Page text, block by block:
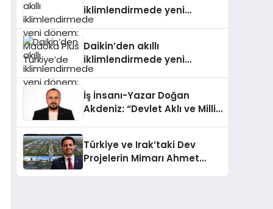
iklimlendirmede yeni
dönem: Madoka Plus
Daikin’den akıllı
iklimlendirmede yeni
dönem: Madoka Plus
İş İnsanı-Yazar Doğan
Akdeniz: “Devlet Aklı ve Milli
Türkiye ve Irak’taki Dev
Projelerin Mimarı Ahmet